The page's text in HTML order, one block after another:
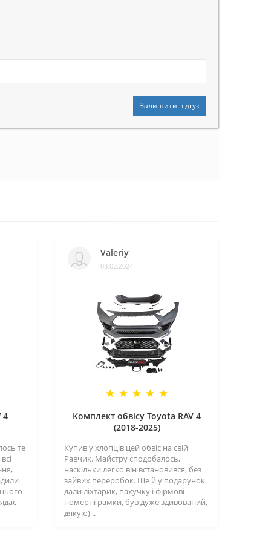
Залишити відгук
4
те
Valeriy
08.02.2024
Комплект обвісу Toyota RAV 4
(2018-2025)
Купив у хлопців цей обвіс на свій
Равчик. Майстру сподобалось,
наскільки легко він встановився, без
зайвих переробок. Ще й у подарунок
дали ліхтарик, пахучку і фірмові
номерні рамки, був дуже здивований,
дякую) ..